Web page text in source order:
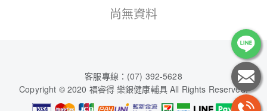
尚無資料
客服專線：(07) 392-5628
Copyright © 2020 福睿得 樂銀健康輔具 All Rights Reserved.